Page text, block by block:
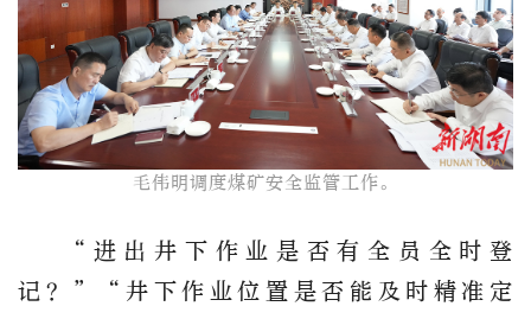
毛伟明调度煤矿安全监管工作。​
“进出井下作业是否有全员全时登
记？”“井下作业位置是否能及时精准定